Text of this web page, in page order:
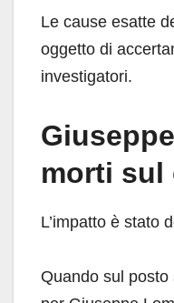
Le cause esatte
oggetto di
investigatori.
morti sul
L’impatto è stato
Quando sul